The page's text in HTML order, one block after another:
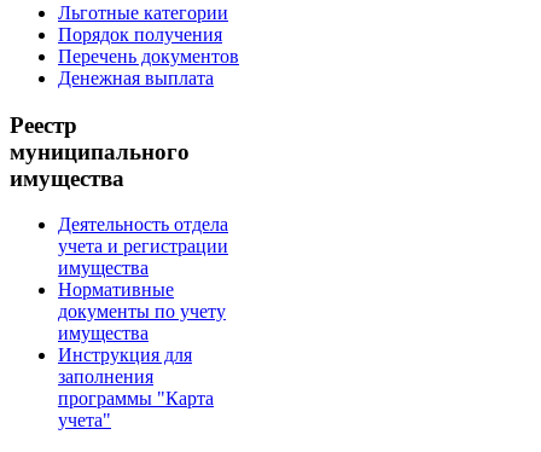
Льготные категории
Порядок получения
Перечень документов
Денежная выплата
Реестр
муниципального
имущества
Деятельность отдела
учета и регистрации
имущества
Нормативные
документы по учету
имущества
Инструкция для
заполнения
программы "Карта
учета"